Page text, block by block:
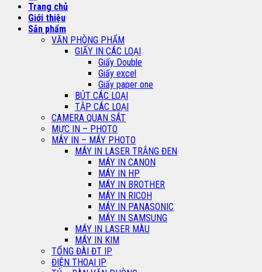
Trang chủ
Giới thiệu
Sản phẩm
VĂN PHÒNG PHẨM
GIẤY IN CÁC LOẠI
Giấy Double
Giấy excel
Giấy paper one
BÚT CÁC LOẠI
TẬP CÁC LOẠI
CAMERA QUAN SÁT
MỰC IN – PHOTO
MÁY IN – MÁY PHOTO
MÁY IN LASER TRẮNG ĐEN
MÁY IN CANON
MÁY IN HP
MÁY IN BROTHER
MÁY IN RICOH
MÁY IN PANASONIC
MÁY IN SAMSUNG
MÁY IN LASER MÀU
MÁY IN KIM
TỔNG ĐÀI ĐT IP
ĐIỆN THOẠI IP